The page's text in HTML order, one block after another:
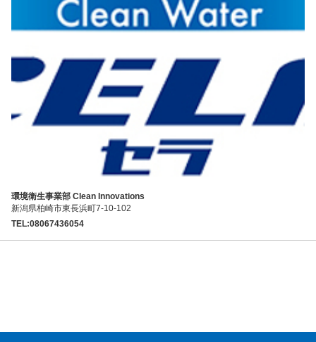
環境衛生事業部 Clean Innovations
新潟県柏崎市東長浜町7-10-102
TEL:08067436054